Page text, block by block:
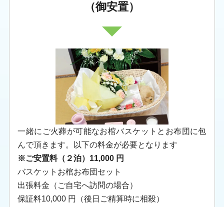
（御安置）
一緒にご火葬が可能なお棺バスケットとお布団に包
んで頂きます。以下の料金が必要となります
※ご安置料（２泊）11,000 円
バスケットお棺お布団セット
出張料金（ご自宅へ訪問の場合）
保証料10,000 円（後日ご精算時に相殺）